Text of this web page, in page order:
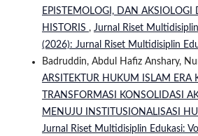
EPISTEMOLOGI, DAN AKSIOLOGI
HISTORIS , Jurnal Riset
(2026): Jurnal Riset Multidisiplin
Badruddin, Abdul Hafiz Anshary,
ARSITEKTUR HUKUM ISLAM ERA
TRANSFORMASI KONSOLIDASI
MENUJU INSTITUSIONALISASI
Jurnal Riset Multidisiplin Edukasi: